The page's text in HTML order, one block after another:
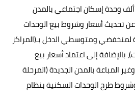
الصيانة والنظافة لعدد 200 ألف وحدة إسكان اجتماعي بالمدن
تحديث أسعار وشروط بيع الوحدات
لمنخفضي ومتوسطي الدخل بـ(المراكز
بالإضافة إلى اعتماد أسعار بيع
المباعة بالمدن الجديدة (المرحلة
طرح الوحدات السكنية بنظام